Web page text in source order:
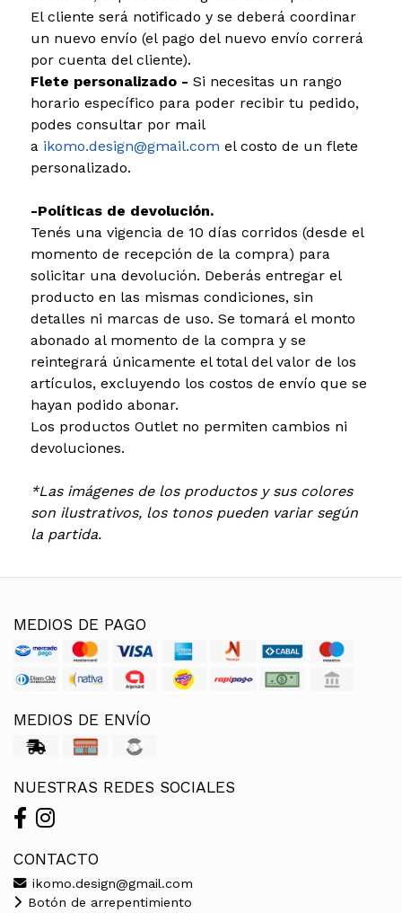
El cliente será notificado y se deberá coordinar
un nuevo envío (el pago del nuevo envío correrá
por cuenta del cliente).
Flete personalizado - Si necesitas un rango
horario específico para poder recibir tu pedido,
podes consultar por mail
a ikomo.design@gmail.com el costo de un flete
personalizado.
-Políticas de devolución.
Tenés una vigencia de 10 días corridos (desde el
momento de recepción de la compra) para
solicitar una devolución. Deberás entregar el
producto en las mismas condiciones, sin
detalles ni marcas de uso. Se tomará el monto
abonado al momento de la compra y se
reintegrará únicamente el total del valor de los
artículos, excluyendo los costos de envío que se
hayan podido abonar.
Los productos Outlet no permiten cambios ni
devoluciones.
*Las imágenes de los productos y sus colores
son ilustrativos, los tonos pueden variar según
la partida.
MEDIOS DE PAGO
MEDIOS DE ENVÍO
NUESTRAS REDES SOCIALES
CONTACTO
ikomo.design@gmail.com
Botón de arrepentimiento